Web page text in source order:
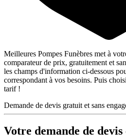
Meilleures Pompes Funèbres met à
comparateur de prix, gratuitement et
les champs d'information ci-dessous
correspondant à vos besoins. Puis
tarif !
Demande de devis gratuit et sans
Votre demande de devis